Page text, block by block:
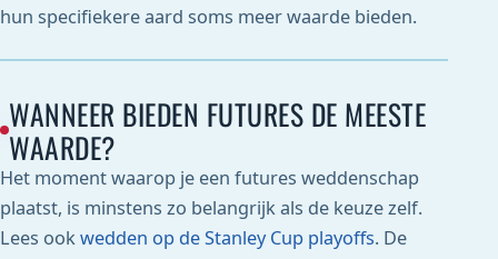
hun specifiekere aard soms meer waarde bieden.
WANNEER BIEDEN FUTURES DE MEESTE
WAARDE?
Het moment waarop je een futures weddenschap
plaatst, is minstens zo belangrijk als de keuze zelf.
Lees ookwedden op de Stanley Cup playoffs. De